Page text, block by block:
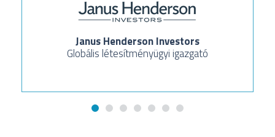
Janus Henderson Investors
Globális létesítményügyi igazgató